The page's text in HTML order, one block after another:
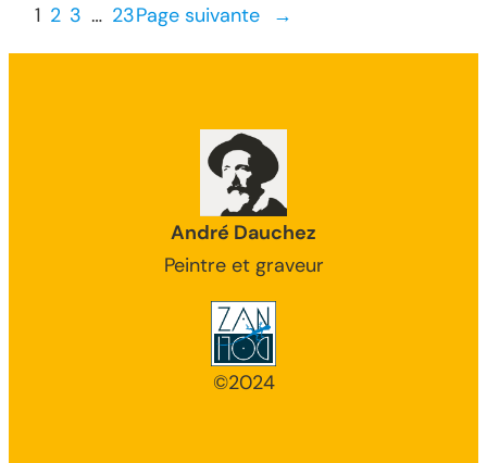
1 2 3 … 23Page suivante →
André Dauchez
Peintre et graveur
©2024